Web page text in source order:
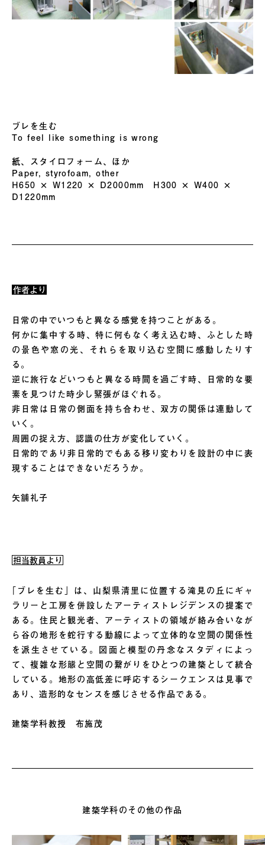
ブレを生む
To feel like something is wrong
紙、スタイロフォーム、ほか
Paper, styrofoam, other
H650 × W1220 × D2000mm H300 × W400 ×
D1220mm
作者より
日常の中でいつもと異なる感覚を持つことがある。
何かに集中する時、特に何もなく考え込む時、ふとした時
の景色や窓の光、それらを取り込む空間に感動したりす
る。
逆に旅行などいつもと異なる時間を過ごす時、日常的な要
素を見つけた時少し緊張がほぐれる。
非日常は日常の側面を持ち合わせ、双方の関係は連動して
いく。
周囲の捉え方、認識の仕方が変化していく。
日常的であり非日常的でもある移り変わりを設計の中に表
現することはできないだろうか。
矢舖礼子
担当教員より
｢ブレを生む」は、山梨県清里に位置する滝見の丘にギャ
ラリーと工房を併設したアーティストレジデンスの提案で
ある。住民と観光者、アーティストの領域が絡み合いなが
ら谷の地形を蛇行する動線によって立体的な空間の関係性
を派生させている。図面と模型の丹念なスタディによっ
て、複雑な形態と空間の繋がりをひとつの建築として統合
している。地形の高低差に呼応するシークエンスは見事で
あり、造形的なセンスを感じさせる作品である。
建築学科教授 布施茂
建築学科のその他の作品